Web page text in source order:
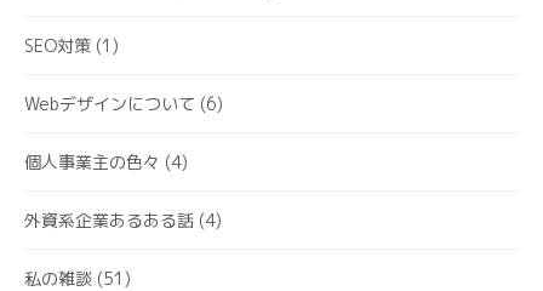
SEO対策 (1)
Webデザインについて (6)
個人事業主の色々 (4)
外資系企業あるある話 (4)
私の雑談 (51)